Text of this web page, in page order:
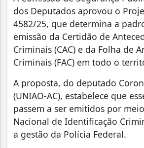
dos Deputados aprovou o
4582/25, que determina a
emissão da Certidão de
Criminais (CAC) e da Folha de
Criminais (FAC) em todo o
A proposta, do deputado
(UNIAO-AC), estabelece que
passem a ser emitidos por
Nacional de Identificação
a gestão da Polícia Federal.